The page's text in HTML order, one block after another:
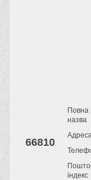
66810
Повна
назва
індекс